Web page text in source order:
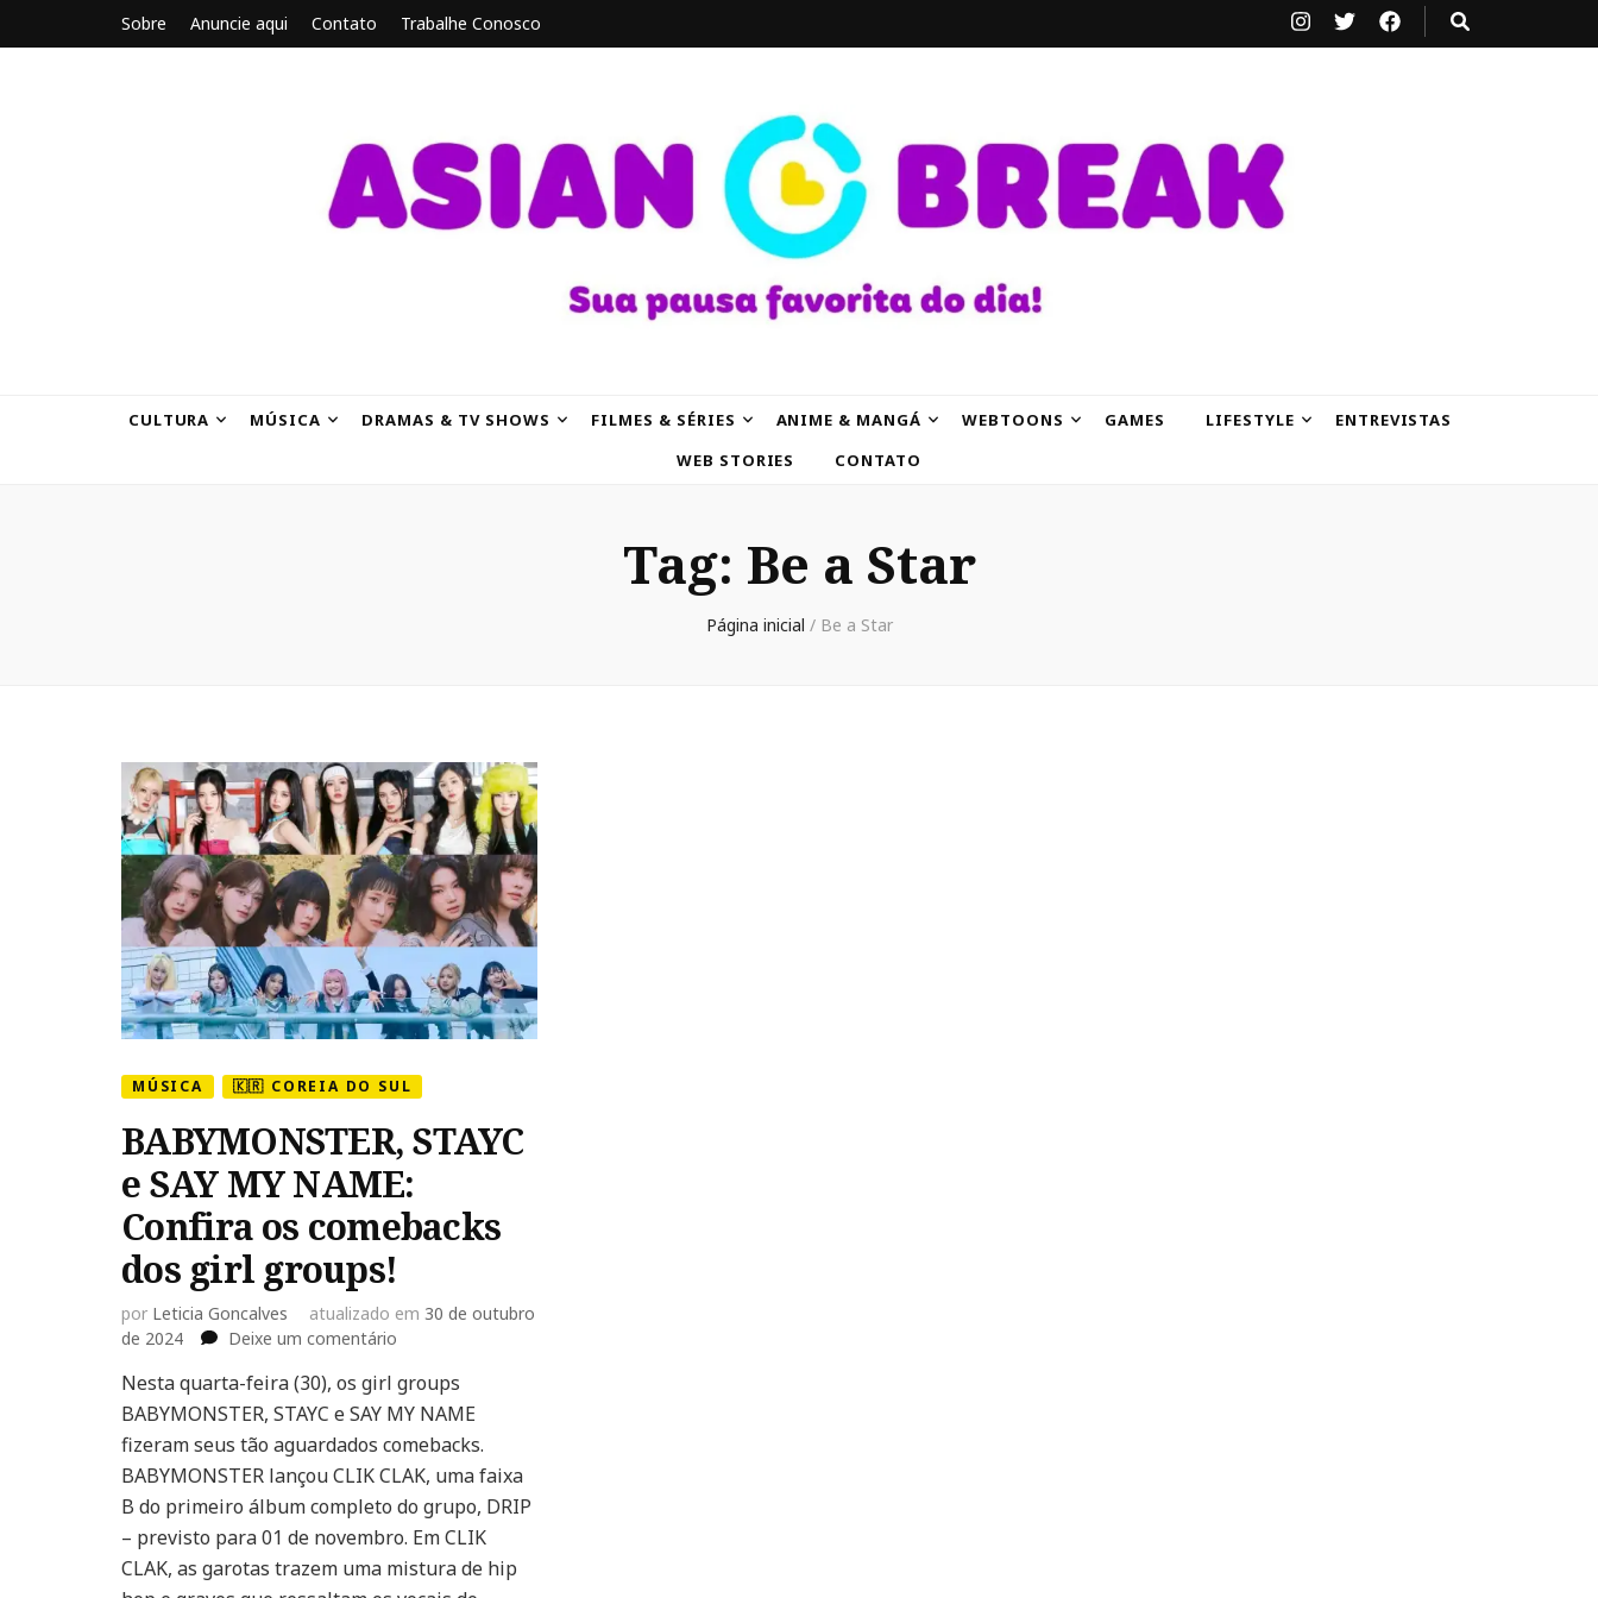
Sobre Anuncie aqui Contato Trabalhe Conosco
CULTURA MÚSICA DRAMAS & TV SHOWS FILMES & SÉRIES ANIME & MANGÁ WEBTOONS GAMES LIFESTYLE
ENTREVISTAS
WEB STORIES
CONTATO
Tag: Be a Star
Página inicial / Be a Star
MÚSICA 🇰🇷 COREIA DO SUL
BABYMONSTER, STAYC
e SAY MY NAME:
Confira os comebacks
dos girl groups!
por Leticia Goncalves atualizado em 30 de outubro
de 2024
Deixe um comentário
STAYC
e
SAY
NAME:
Confira
os
comebacks
Nesta quarta-feira (30), os girl groups
BABYMONSTER, STAYC e SAY MY NAME
fizeram seus tão aguardados comebacks.
BABYMONSTER lançou CLIK CLAK, uma faixa
B do primeiro álbum completo do grupo, DRIP
– previsto para 01 de novembro. Em CLIK
CLAK, as garotas trazem uma mistura de hip